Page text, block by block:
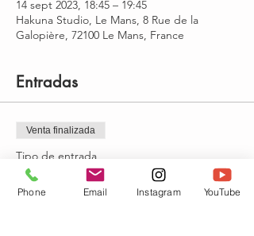
14 sept 2023, 18:45 – 19:45
Hakuna Studio, Le Mans, 8 Rue de la
Galopière, 72100 Le Mans, France
Entradas
Venta finalizada
Tipo de entrada
mercredi 18h30-19h30
Phone Email Instagram YouTube